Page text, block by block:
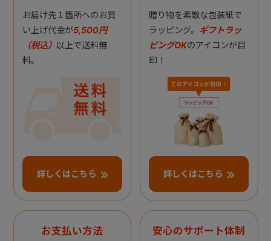
お届け先１箇所へのお買
い上げ代金が5,500円
（税込） 以上で送料無
料。
詳しくはこちら
贈り物を素敵な包装紙で
ラッピング。 ギフトラッ
ピングOKのアイコンが目
印！
詳しくはこちら
お支払い方法 安心のサポート体制